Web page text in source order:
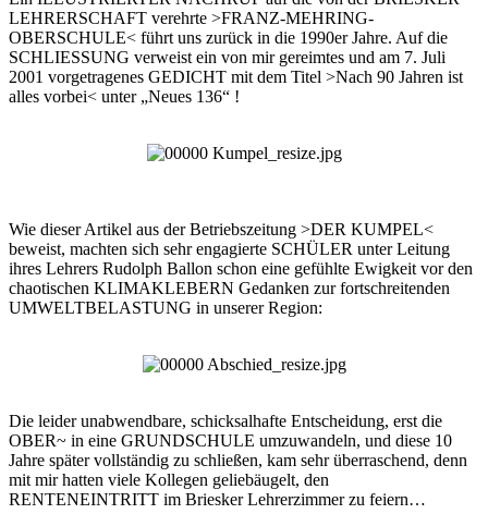
LEHRERSCHAFT verehrte >FRANZ-MEHRING-
OBERSCHULE< führt uns zurück in die 1990er Jahre. Auf die
SCHLIESSUNG verweist ein von mir gereimtes und am 7. Juli
2001 vorgetragenes GEDICHT mit dem Titel >Nach 90 Jahren ist
alles vorbei< unter „Neues 136“ !
Wie dieser Artikel aus der Betriebszeitung >DER KUMPEL<
beweist, machten sich sehr engagierte SCHÜLER unter Leitung
ihres Lehrers Rudolph Ballon schon eine gefühlte Ewigkeit vor den
chaotischen KLIMAKLEBERN Gedanken zur fortschreitenden
UMWELTBELASTUNG in unserer Region:
Die leider unabwendbare, schicksalhafte Entscheidung, erst die
OBER~ in eine GRUNDSCHULE umzuwandeln, und diese 10
Jahre später vollständig zu schließen, kam sehr überraschend, denn
mit mir hatten viele Kollegen geliebäugelt, den
RENTENEINTRITT im Briesker Lehrerzimmer zu feiern…